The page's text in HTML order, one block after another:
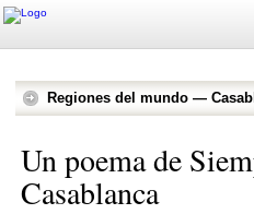
Regiones del mundo —
Un poema de
Casablanca